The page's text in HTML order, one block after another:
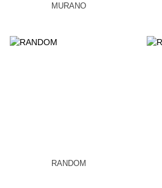
MURANO
RANDOM